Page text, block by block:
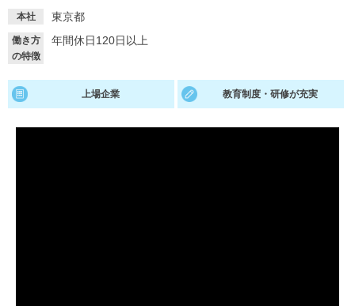
適職診断
あなたに合う仕事を診断！
就活時事ニュースを更新 不明点があればこちら
本社 東京都
働き方
の特徴
年間休日120日以上
上場企業 教育制度・研修が充実